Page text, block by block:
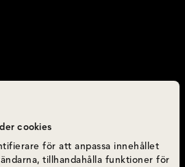
cookies
för att anpassa innehållet
tillhandahålla funktioner för